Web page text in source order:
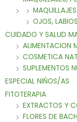
MAQUILLAJES
OJOS,
CUIDADO Y SALUD
ALIMENTACION
COSMETICA
SUPLEMENTOS
ESPECIAL NIÑOS/AS
FITOTERAPIA
EXTRACTOS Y
FLORES DE